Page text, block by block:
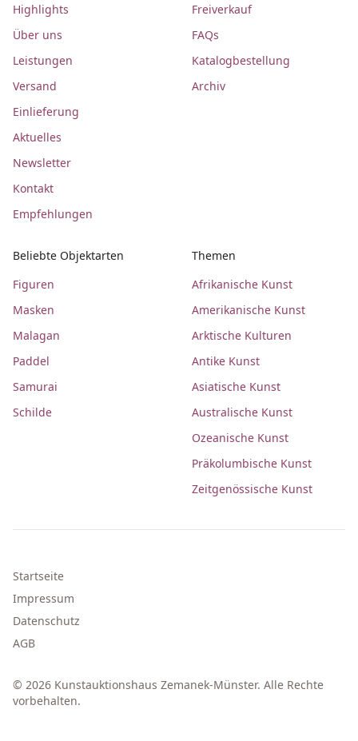
Highlights
Über uns
Leistungen
Versand
Einlieferung
Aktuelles
Newsletter
Kontakt
Empfehlungen
Freiverkauf
FAQs
Katalogbestellung
Archiv
Beliebte Objektarten
Figuren
Masken
Malagan
Paddel
Samurai
Schilde
Themen
Afrikanische Kunst
Amerikanische Kunst
Arktische Kulturen
Antike Kunst
Asiatische Kunst
Australische Kunst
Ozeanische Kunst
Präkolumbische Kunst
Zeitgenössische Kunst
Startseite
Impressum
Datenschutz
AGB
© 2026 Kunstauktionshaus Zemanek-Münster. Alle Rechte
vorbehalten.